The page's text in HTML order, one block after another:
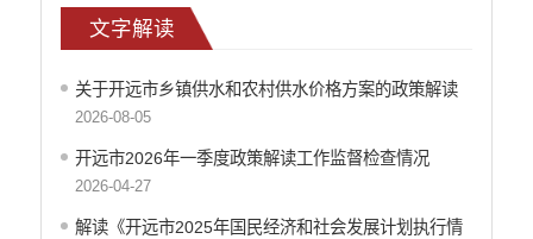
文字解读
关于开远市乡镇供水和农村供水价格方案的政策解读
2026-08-05
开远市2026年一季度政策解读工作监督检查情况
2026-04-27
解读《开远市2025年国民经济和社会发展计划执行情